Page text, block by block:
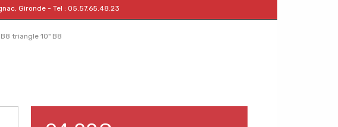
Gironde - Tel : 05.57.65.48.23
triangle 10" B8